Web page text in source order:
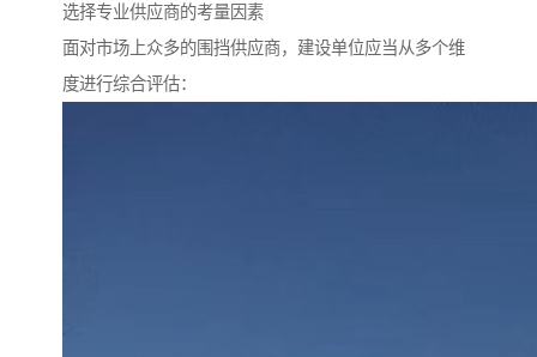
选择专业供应商的考量因素
面对市场上众多的围挡供应商，建设单位应当从多个维
度进行综合评估：